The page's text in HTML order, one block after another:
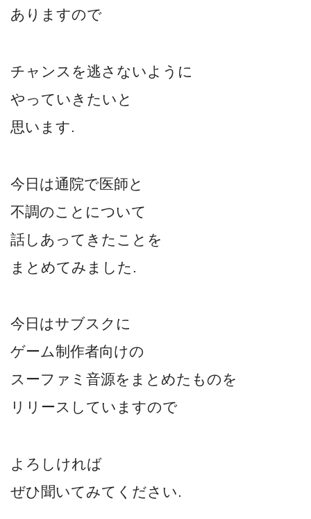
ありますので
チャンスを逃さないように
やっていきたいと
思います.
今日は通院で医師と
不調のことについて
話しあってきたことを
まとめてみました.
今日はサブスクに
ゲーム制作者向けの
スーファミ音源をまとめたものを
リリースしていますので
よろしければ
ぜひ聞いてみてください.